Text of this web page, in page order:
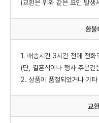
(교환은 위와 같은 요인 발생
환불
1. 배송시간 3시간 전에 전화
(단, 결혼식이나 행사 주문건
2. 상품이 품절되었거나 기
교